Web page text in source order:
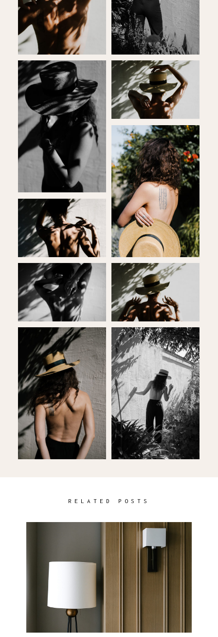
RELATED POSTS